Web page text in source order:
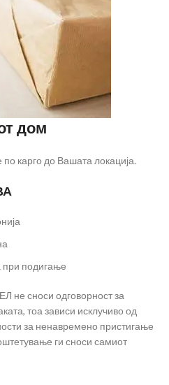
дом
карго до Вашата локација.
при подигање
сноси одговорност за
тоа зависи исклучиво од
за ненавремено пристигање
ги сноси самиот